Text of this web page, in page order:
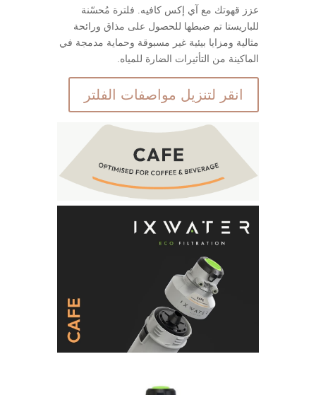
عزز قهوتك مع آي إكس كافيه. فلترة مُحسّنة
للباريستا تم ضبطها للحصول على مذاق ورائحة
مثالية ومزايا بيئية غير مسبوقة وحماية مدمجة في
الماكينة من التأثيرات الضارة للمياه.
انقر لتنزيل مواصفات الفلتر